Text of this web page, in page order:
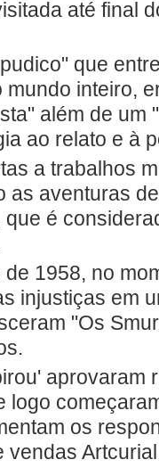
até final
que
inteiro,
além de um
ao relato e à
a trabalhos
as aventuras
é
1958, no
injustiças em
"Os
aprovaram
logo
os
vendas